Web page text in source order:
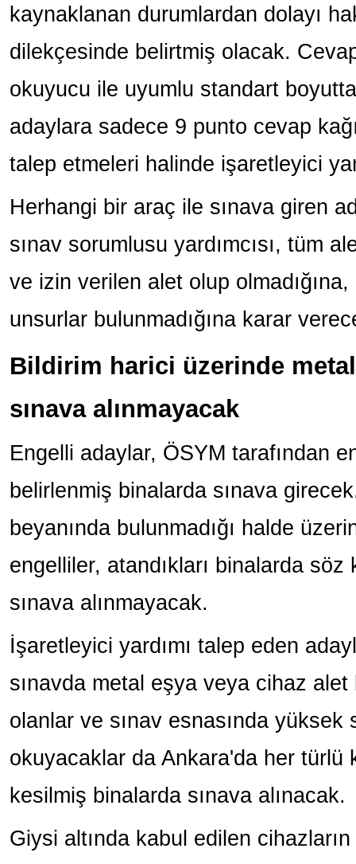
kaynaklanan durumlardan dolayı
dilekçesinde belirtmiş olacak.
okuyucu ile uyumlu standart
adaylara sadece 9 punto cevap
talep etmeleri halinde işaretleyici
Herhangi bir araç ile sınava giren
sınav sorumlusu yardımcısı, tüm
ve izin verilen alet olup
unsurlar bulunmadığına karar
Bildirim harici üzerinde
sınava alınmayacak
Engelli adaylar, ÖSYM tarafından
belirlenmiş binalarda sınava
beyanında bulunmadığı halde
engelliler, atandıkları binalarda
sınava alınmayacak.
İşaretleyici yardımı talep eden
sınavda metal eşya veya cihaz
olanlar ve sınav esnasında yüksek
okuyacaklar da Ankara'da her türlü
kesilmiş binalarda sınava alınacak.
Giysi altında kabul edilen cihazların